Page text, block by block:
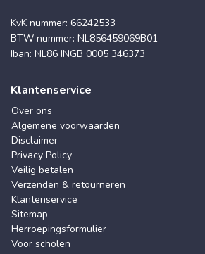
KvK nummer: 66242533
BTW nummer: NL856459069B01
Iban: NL86 INGB 0005 346373
Klantenservice
Over ons
Algemene voorwaarden
Disclaimer
Privacy Policy
Veilig betalen
Verzenden & retourneren
Klantenservice
Sitemap
Herroepingsformulier
Voor scholen